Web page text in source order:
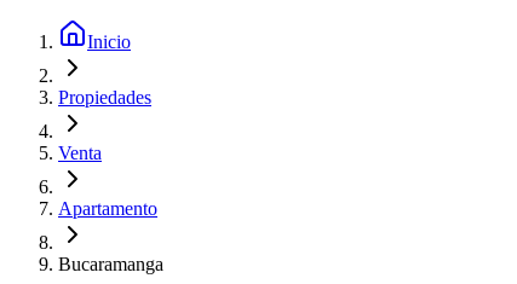
Inicio
Propiedades
Venta
Apartamento
Bucaramanga